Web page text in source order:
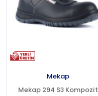
Mekap
Mekap 294 S3 Kompozit